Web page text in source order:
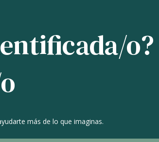
o?
más de lo que imaginas.